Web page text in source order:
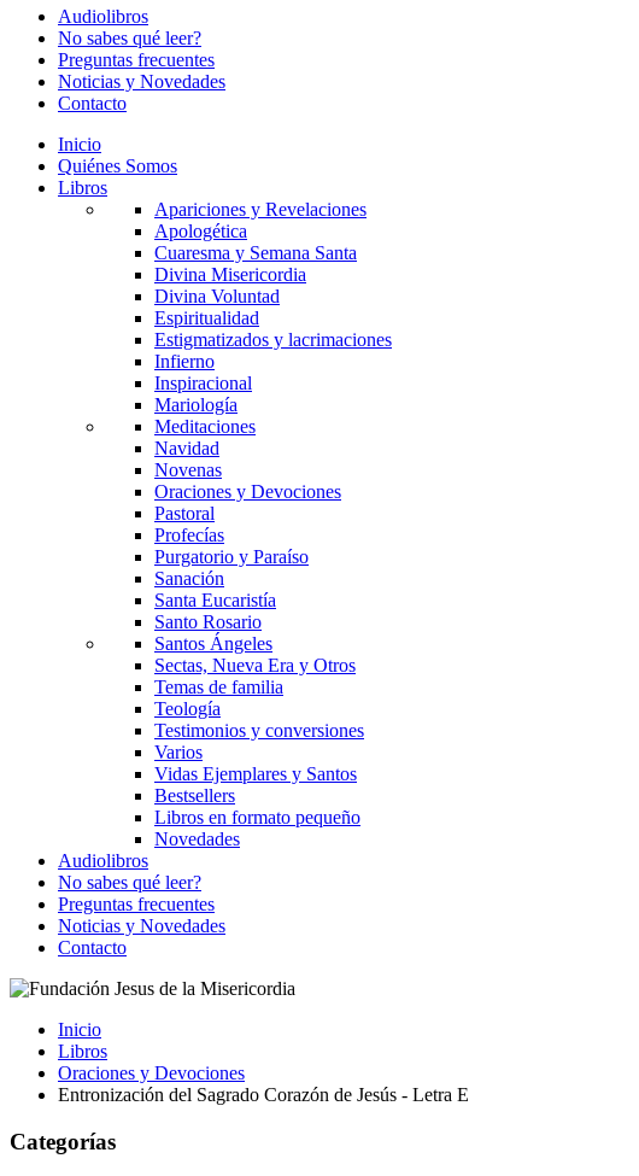
Audiolibros
No sabes qué leer?
Preguntas frecuentes
Noticias y Novedades
Contacto
Inicio
Quiénes Somos
Libros
Apariciones y Revelaciones
Apologética
Cuaresma y Semana Santa
Divina Misericordia
Divina Voluntad
Espiritualidad
Estigmatizados y lacrimaciones
Infierno
Inspiracional
Mariología
Meditaciones
Navidad
Novenas
Oraciones y Devociones
Pastoral
Profecías
Purgatorio y Paraíso
Sanación
Santa Eucaristía
Santo Rosario
Santos Ángeles
Sectas, Nueva Era y Otros
Temas de familia
Teología
Testimonios y conversiones
Varios
Vidas Ejemplares y Santos
Bestsellers
Libros en formato pequeño
Novedades
Audiolibros
No sabes qué leer?
Preguntas frecuentes
Noticias y Novedades
Contacto
Inicio
Libros
Oraciones y Devociones
Entronización del Sagrado Corazón de Jesús - Letra E
Categorías